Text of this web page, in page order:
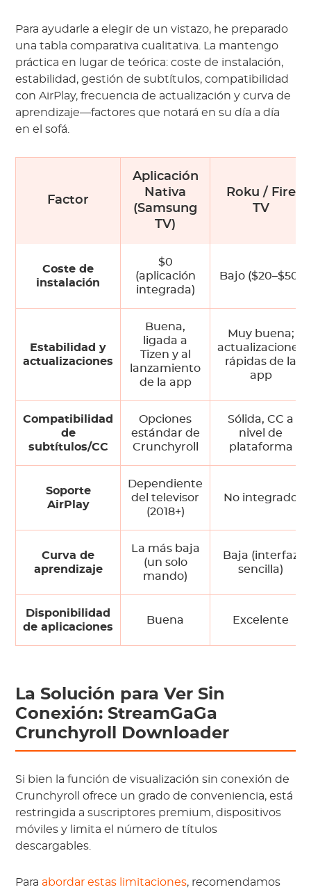
Para ayudarle a elegir de un vistazo, he preparado
una tabla comparativa cualitativa. La mantengo
práctica en lugar de teórica: coste de instalación,
estabilidad, gestión de subtítulos, compatibilidad
con AirPlay, frecuencia de actualización y curva de
aprendizaje—factores que notará en su día a día
en el sofá.
Factor
Aplicación
Nativa
(Samsung
TV)
Roku / Fire
TV
Coste de
instalación
$0
(aplicación
integrada)
Bajo ($20–$50)
Estabilidad y
actualizaciones
Buena,
ligada a
Tizen y al
lanzamiento
de la app
Muy buena;
actualizaciones
rápidas de la
app
Compatibilidad
de
subtítulos/CC
Opciones
estándar de
Crunchyroll
Sólida, CC a
nivel de
plataforma
Soporte
AirPlay
Dependiente
del televisor
(2018+)
No integrado
Curva de
aprendizaje
La más baja
(un solo
mando)
Baja (interfaz
sencilla)
Disponibilidad
de aplicaciones
Buena Excelente
La Solución para Ver Sin
Conexión: StreamGaGa
Crunchyroll Downloader
Si bien la función de visualización sin conexión de
Crunchyroll ofrece un grado de conveniencia, está
restringida a suscriptores premium, dispositivos
móviles y limita el número de títulos
descargables.
Para abordar estas limitaciones, recomendamos